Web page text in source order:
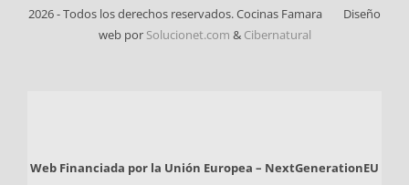
2026 - Todos los derechos reservados. Cocinas Famara
Diseño
web por Solucionet.com & Cibernatural
Web Financiada por la Unión Europea – NextGenerationEU